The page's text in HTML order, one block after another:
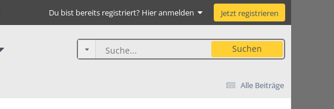
Du bist bereits registriert? Hier anmelden Jetzt registrieren
Suchen
Alle Beiträge